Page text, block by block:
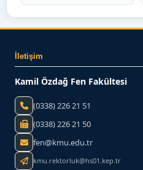
İletişim
Kamil Özdağ Fen Fakültesi
(0338) 226 21 51
(0338) 226 21 50
fen@kmu.edu.tr
kmu.rektorluk@hs01.kep.tr